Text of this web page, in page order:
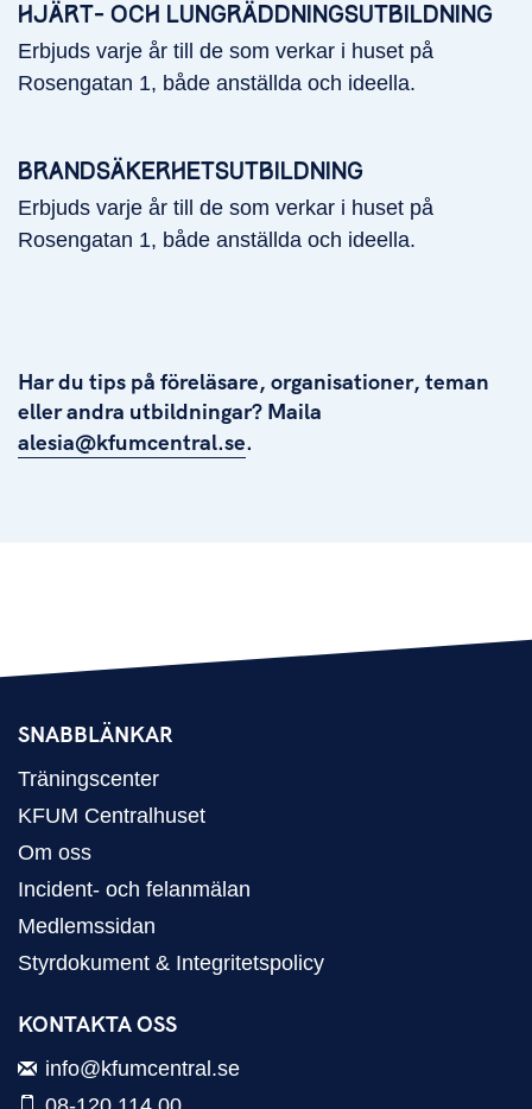
HJÄRT- OCH LUNGRÄDDNINGSUTBILDNING
Erbjuds varje år till de som verkar i huset på
Rosengatan 1, både anställda och ideella.
BRANDSÄKERHETSUTBILDNING
Erbjuds varje år till de som verkar i huset på
Rosengatan 1, både anställda och ideella.
Har du tips på föreläsare, organisationer, teman
eller andra utbildningar? Maila
alesia@kfumcentral.se.
SNABBLÄNKAR
Träningscenter
KFUM Centralhuset
Om oss
Incident- och felanmälan
Medlemssidan
Styrdokument & Integritetspolicy
KONTAKTA OSS
info@kfumcentral.se